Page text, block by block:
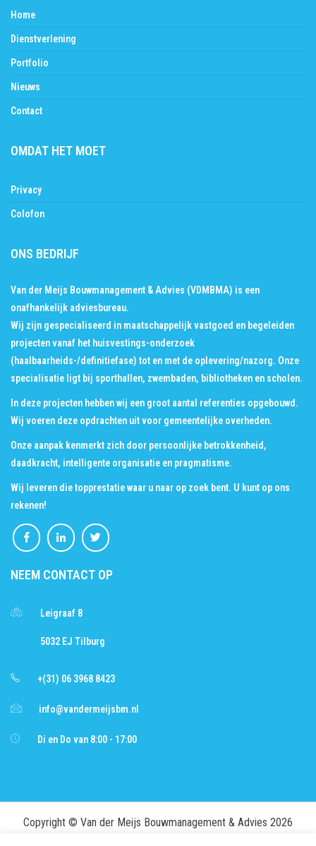
Home
Dienstverlening
Portfolio
Nieuws
Contact
OMDAT HET MOET
Privacy
Colofon
ONS BEDRIJF
Van der Meijs Bouwmanagement & Advies (VDMBMA) is een
onafhankelijk adviesbureau.
Wij zijn gespecialiseerd in maatschappelijk vastgoed en begeleiden
projecten vanaf het huisvestings-onderzoek
(haalbaarheids-/definitiefase) tot en met de oplevering/nazorg. Onze
specialisatie ligt bij sporthallen, zwembaden, bibliotheken en scholen.
In deze projecten hebben wij een groot aantal referenties opgebouwd.
Wij voeren deze opdrachten uit voor gemeentelijke overheden.
Onze aanpak kenmerkt zich door persoonlijke betrokkenheid,
daadkracht, intelligente organisatie en pragmatisme.
Wij leveren die topprestatie waar u naar op zoek bent. U kunt op ons
rekenen!
NEEM CONTACT OP
Leigraaf 8
5032 EJ Tilburg
+(31) 06 3968 8423
info@vandermeijsbm.nl
Di en Do van 8:00 - 17:00
Copyright © Van der Meijs Bouwmanagement & Advies 2026